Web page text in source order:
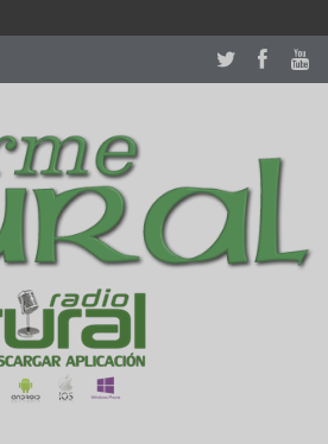
sale in usa recognized command with
welcome to our
perfectwatches.is
with professional customer
high
https://reallydiamond.com/